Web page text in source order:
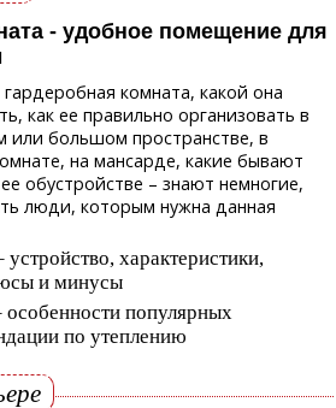
- удобное помещение для
комната, какой она
как ее правильно организовать в
или большом пространстве, в
на мансарде, какие бывают
обустройстве – знают немногие,
люди, которым нужна данная
характеристики,
и минусы
популярных
по утеплению